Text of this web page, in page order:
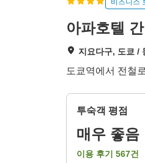
비즈니스
아파호텔
지요다구, 도쿄 /
도쿄역에서 전철
투숙객 평점
매우 좋음
이용 후기 567건